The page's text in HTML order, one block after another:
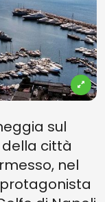
sul
della città
nel